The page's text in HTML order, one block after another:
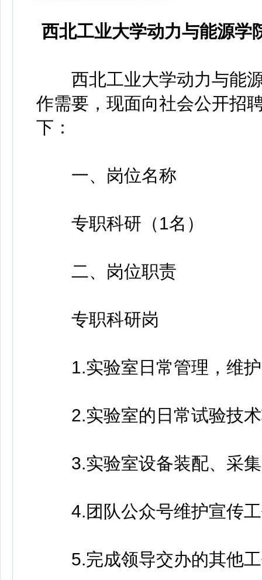
西北工业大学动力与能源学
西北工业大学动力与能源
作需要，现面向社会公开招
下：
一、岗位名称
专职科研（1名）
二、岗位职责
专职科研岗
1.实验室日常管理，维护
2.实验室的日常试验技术
3.实验室设备装配、采集
4.团队公众号维护宣传工
5.完成领导交办的其他工